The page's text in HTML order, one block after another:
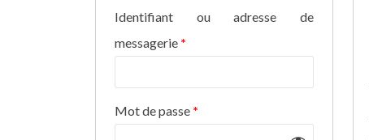
Identifiant ou adresse de
messagerie *
Mot de passe *